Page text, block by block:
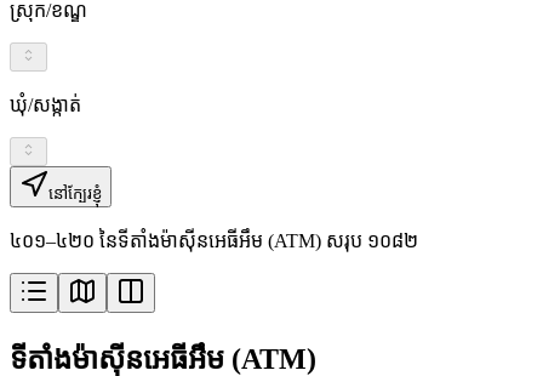
ស្រុក/ខណ្ឌ
ឃុំ/សង្កាត់
នៅក្បែរខ្ញុំ
៤០១–៤២០ នៃទីតាំងម៉ាស៊ីនអេធីអឹម (ATM) សរុប ១០៨២
ទីតាំងម៉ាស៊ីនអេធីអឹម (ATM)